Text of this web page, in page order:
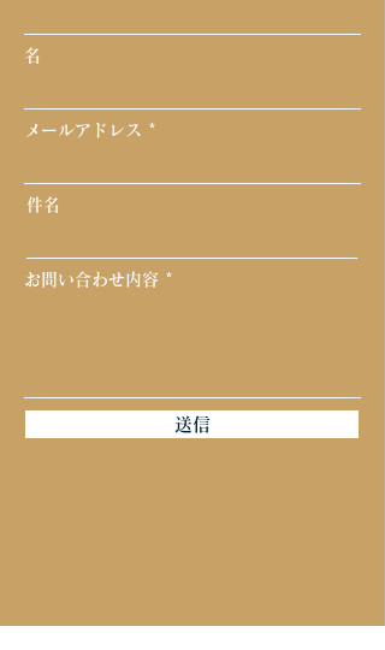
名
メールアドレス
件名
お問い合わせ内容
送信